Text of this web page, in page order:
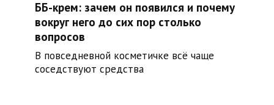
ББ-крем: зачем он появился и почему
вокруг него до сих пор столько
вопросов
В повседневной косметичке всё чаще
соседствуют средства